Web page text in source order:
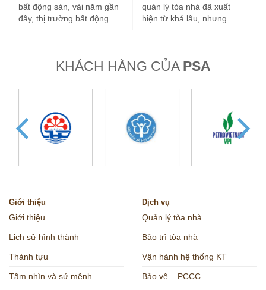
bất động sản, vài năm gần
đây, thị trường bất động
quản lý tòa nhà đã xuất
hiện từ khá lâu, nhưng
KHÁCH HÀNG CỦA PSA
Giới thiệu
Giới thiệu
Lịch sử hình thành
Thành tựu
Tầm nhìn và sứ mệnh
Dịch vụ
Quản lý tòa nhà
Bảo trì tòa nhà
Vận hành hệ thống KT
Bảo vệ – PCCC